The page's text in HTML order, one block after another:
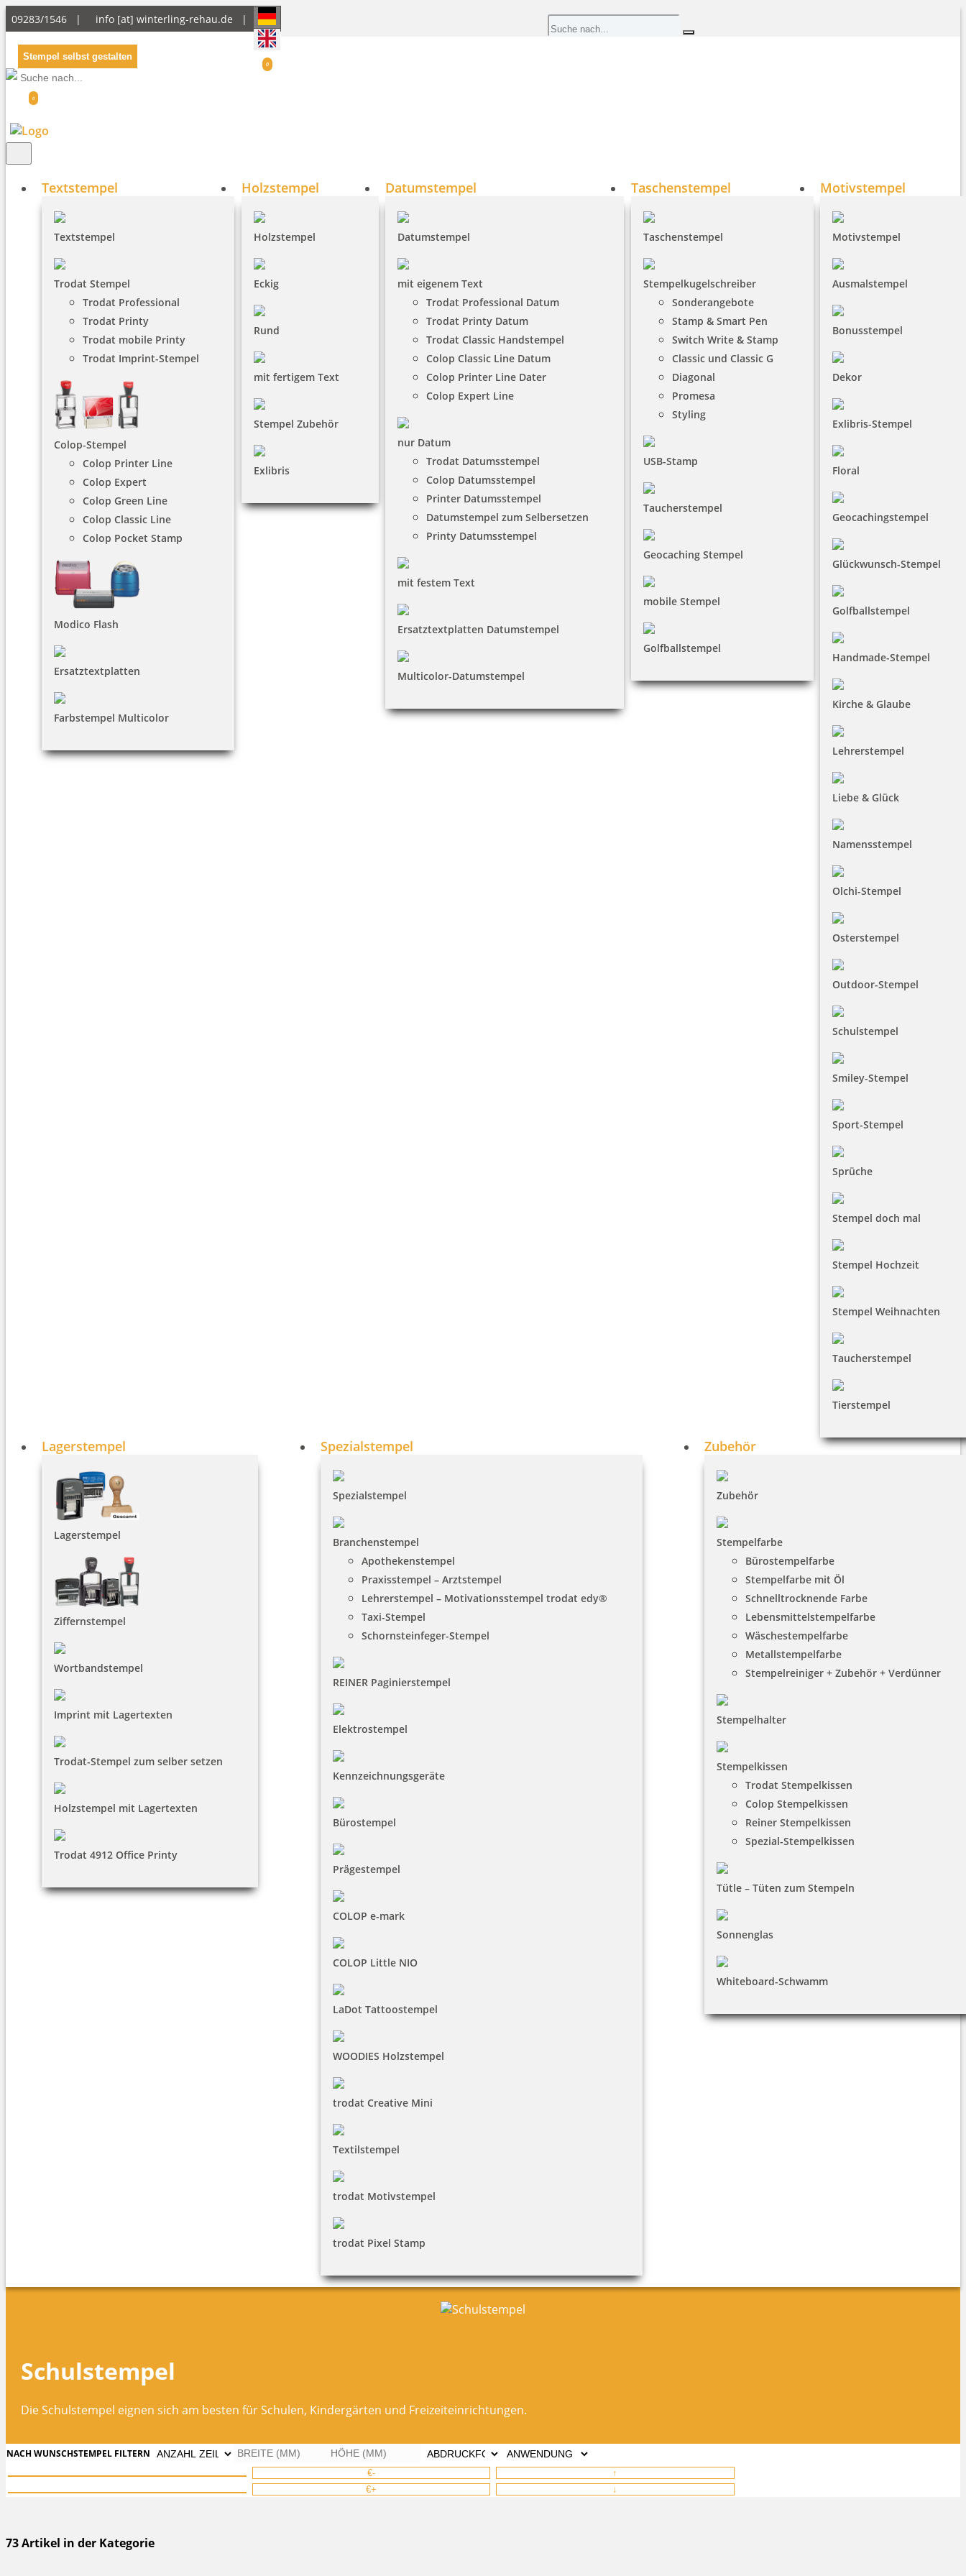
09283/1546 | info [at] winterling-rehau.de |
0
Stempel selbst gestalten
0
Textstempel
Textstempel
Trodat Stempel
Trodat Professional
Trodat Printy
Trodat mobile Printy
Trodat Imprint-Stempel
Colop-Stempel
Colop Printer Line
Colop Expert
Colop Green Line
Colop Classic Line
Colop Pocket Stamp
Modico Flash
Ersatztextplatten
Farbstempel Multicolor
Holzstempel
Holzstempel
Eckig
Rund
mit fertigem Text
Stempel Zubehör
Exlibris
Datumstempel
Datumstempel
mit eigenem Text
Trodat Professional Datum
Trodat Printy Datum
Trodat Classic Handstempel
Colop Classic Line Datum
Colop Printer Line Dater
Colop Expert Line
nur Datum
Trodat Datumsstempel
Colop Datumsstempel
Printer Datumsstempel
Datumstempel zum Selbersetzen
Printy Datumsstempel
mit festem Text
Ersatztextplatten Datumstempel
Multicolor-Datumstempel
Taschenstempel
Taschenstempel
Stempelkugelschreiber
Sonderangebote
Stamp & Smart Pen
Switch Write & Stamp
Classic und Classic G
Diagonal
Promesa
Styling
USB-Stamp
Taucherstempel
Geocaching Stempel
mobile Stempel
Golfballstempel
Motivstempel
Motivstempel
Ausmalstempel
Bonusstempel
Dekor
Exlibris-Stempel
Floral
Geocachingstempel
Glückwunsch-Stempel
Golfballstempel
Handmade-Stempel
Kirche & Glaube
Lehrerstempel
Liebe & Glück
Namensstempel
Olchi-Stempel
Osterstempel
Outdoor-Stempel
Schulstempel
Smiley-Stempel
Sport-Stempel
Sprüche
Stempel doch mal
Stempel Hochzeit
Stempel Weihnachten
Taucherstempel
Tierstempel
Lagerstempel
Lagerstempel
Ziffernstempel
Wortbandstempel
Imprint mit Lagertexten
Trodat-Stempel zum selber setzen
Holzstempel mit Lagertexten
Trodat 4912 Office Printy
Spezialstempel
Spezialstempel
Branchenstempel
Apothekenstempel
Praxisstempel – Arztstempel
Lehrerstempel – Motivationsstempel trodat edy®
Taxi-Stempel
Schornsteinfeger-Stempel
REINER Paginierstempel
Elektrostempel
Kennzeichnungsgeräte
Bürostempel
Prägestempel
COLOP e-mark
COLOP Little NIO
LaDot Tattoostempel
WOODIES Holzstempel
trodat Creative Mini
Textilstempel
trodat Motivstempel
trodat Pixel Stamp
Zubehör
Zubehör
Stempelfarbe
Bürostempelfarbe
Stempelfarbe mit Öl
Schnelltrocknende Farbe
Lebensmittelstempelfarbe
Wäschestempelfarbe
Metallstempelfarbe
Stempelreiniger + Zubehör + Verdünner
Stempelhalter
Stempelkissen
Trodat Stempelkissen
Colop Stempelkissen
Reiner Stempelkissen
Spezial-Stempelkissen
Tütle – Tüten zum Stempeln
Sonnenglas
Whiteboard-Schwamm
Schulstempel
Die Schulstempel eignen sich am besten für Schulen, Kindergärten und Freizeiteinrichtungen.
NACH WUNSCHSTEMPEL FILTERN
€-
↑
€+
↓
73 Artikel in der Kategorie